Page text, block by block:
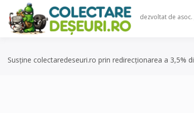
content
dezvoltat de asoc.
Susține colectaredeseuri.ro prin redirecționarea a 3,5%